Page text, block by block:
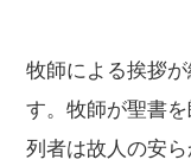
牧師による挨拶
す。牧師が聖書
列者は故人の安